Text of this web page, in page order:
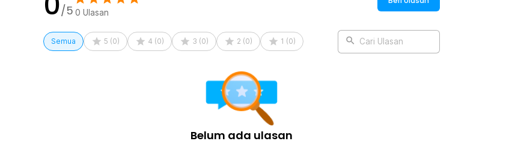
1 x TELESIN Bike Handlebar Tube Clamp Mount Lightweight with 360 Ball Head - S3-HBM-01
1 x Konektor
/5 0 Ulasan
Semua 5 (0) 4 (0) 3 (0) 2 (0) 1 (0) Cari Ulasan
Belum ada ulasan